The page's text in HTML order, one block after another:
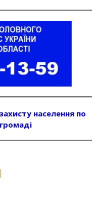
населення по